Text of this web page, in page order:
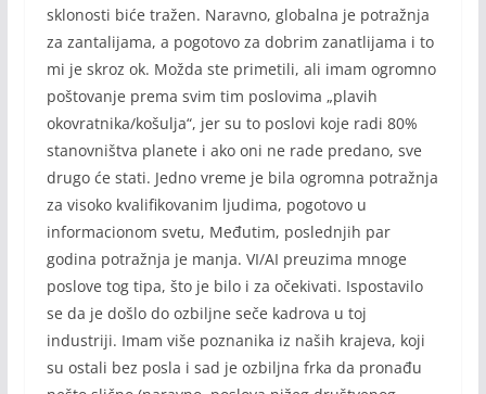
sklonosti biće tražen. Naravno, globalna je potražnja
za zantalijama, a pogotovo za dobrim zanatlijama i to
mi je skroz ok. Možda ste primetili, ali imam ogromno
poštovanje prema svim tim poslovima „plavih
okovratnika/košulja“, jer su to poslovi koje radi 80%
stanovništva planete i ako oni ne rade predano, sve
drugo će stati. Jedno vreme je bila ogromna potražnja
za visoko kvalifikovanim ljudima, pogotovo u
informacionom svetu, Međutim, poslednjih par
godina potražnja je manja. VI/AI preuzima mnoge
poslove tog tipa, što je bilo i za očekivati. Ispostavilo
se da je došlo do ozbiljne seče kadrova u toj
industriji. Imam više poznanika iz naših krajeva, koji
su ostali bez posla i sad je ozbiljna frka da pronađu